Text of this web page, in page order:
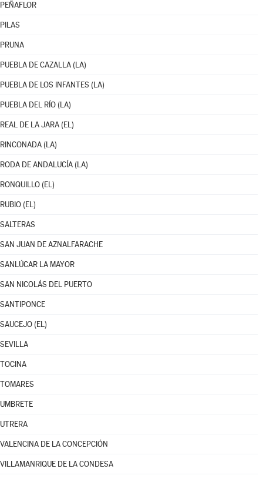
PEÑAFLOR
PILAS
PRUNA
PUEBLA DE CAZALLA (LA)
PUEBLA DE LOS INFANTES (LA)
PUEBLA DEL RÍO (LA)
REAL DE LA JARA (EL)
RINCONADA (LA)
RODA DE ANDALUCÍA (LA)
RONQUILLO (EL)
RUBIO (EL)
SALTERAS
SAN JUAN DE AZNALFARACHE
SANLÚCAR LA MAYOR
SAN NICOLÁS DEL PUERTO
SANTIPONCE
SAUCEJO (EL)
SEVILLA
TOCINA
TOMARES
UMBRETE
UTRERA
VALENCINA DE LA CONCEPCIÓN
VILLAMANRIQUE DE LA CONDESA